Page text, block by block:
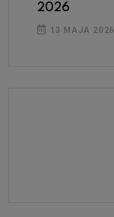
2026
13 MAJA 2026